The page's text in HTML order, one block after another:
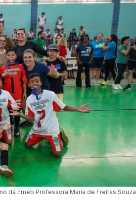
da Emeb Professora Maria de Freitas Souza